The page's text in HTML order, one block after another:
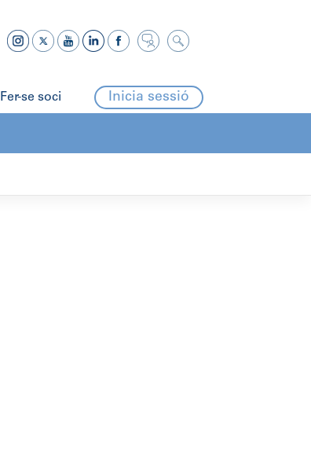
Fer-se soci Inicia sessió